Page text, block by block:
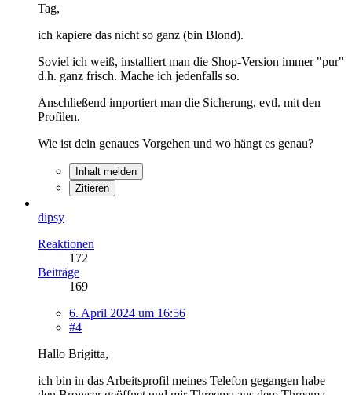
Tag,
ich kapiere das nicht so ganz (bin Blond).
Soviel ich weiß, installiert man die Shop-Version immer "pur"
d.h. ganz frisch. Mache ich jedenfalls so.
Anschließend importiert man die Sicherung, evtl. mit den
Profilen.
Wie ist dein genaues Vorgehen und wo hängt es genau?
Inhalt melden
Zitieren
dipsy
Reaktionen
172
Beiträge
169
6. April 2024 um 16:56
#4
Hallo Brigitta,
ich bin in das Arbeitsprofil meines Telefon gegangen habe